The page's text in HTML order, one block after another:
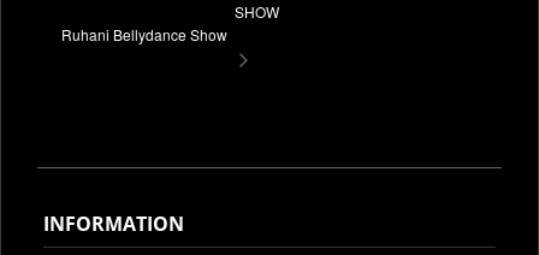
Ruhani Bellydance Show
SHOW
INFORMATION